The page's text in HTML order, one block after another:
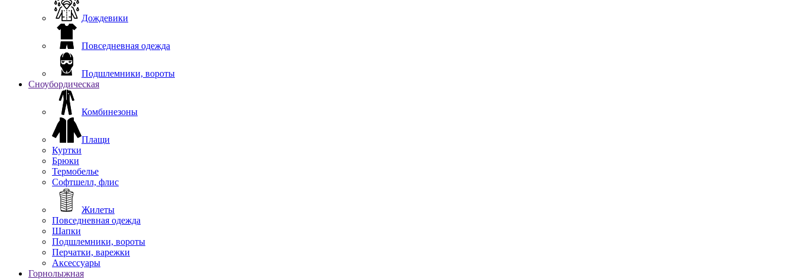
Дождевики
Повседневная одежда
Подшлемники, вороты
Сноубордическая
Комбинезоны
Плащи
Куртки
Брюки
Термобелье
Софтшелл, флис
Жилеты
Повседневная одежда
Шапки
Подшлемники, вороты
Перчатки, варежки
Аксессуары
Горнолыжная